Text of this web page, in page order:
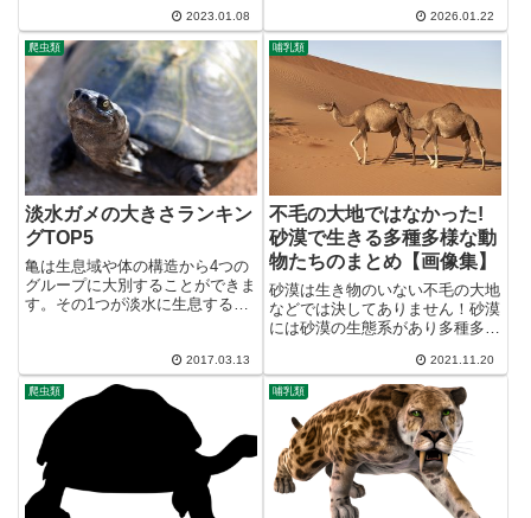
本では年賀状に描く絵としてもよ
く知られています。しかし、この
十二支は動物学的に気になる点が
あるので少し考えていきたいと思
い...
2023.01.08
ど、比較的、近年に絶滅し生存し
ていたことが広く知られている動
物を除き、主に後期更新世におけ
る『第四紀の大量絶滅』に日本か
2026.01.22
爬虫類
淡水ガメの大きさランキン
グTOP5
亀は生息域や体の構造から4つの
グループに大別することができま
す。その1つが淡水に生息するス
リクガメ、スッポンに比べるとそ
こまで大きい種は存在していませ
ん。というわけで、大きい（最
大...
2017.03.13
哺乳類
不毛の大地ではなかった!
砂漠で生きる多種多様な動
物たちのまとめ【画像集】
砂漠は生き物のいない不毛の大地
などでは決してありません！砂漠
には砂漠の生態系があり多種多様
多種多様な動物がいることが信じ
られない方は、まずこちらの動画
をご覧下さい。動画の通り、一見
何もいそうもない砂漠でも実は
多...
2021.11.20
爬虫類 哺乳類